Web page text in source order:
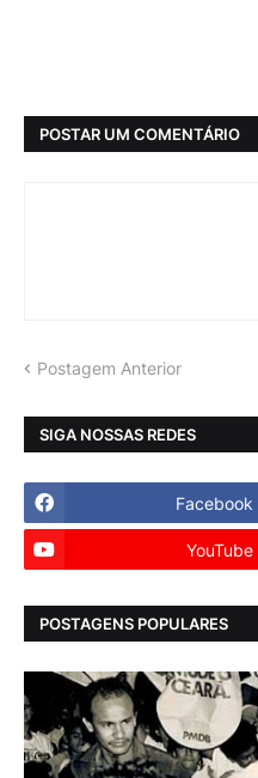
POSTAR UM COMENTÁRIO
Postagem Anterior
SIGA NOSSAS REDES
Facebook
YouTube
POSTAGENS POPULARES